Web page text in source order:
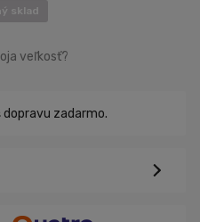
sklad
veľkosť?
zadarmo.